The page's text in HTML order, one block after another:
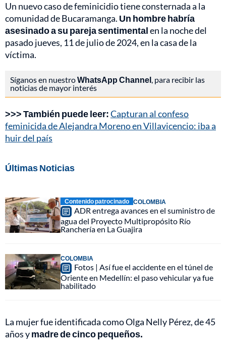
Un nuevo caso de feminicidio tiene consternada a la
comunidad de Bucaramanga. Un hombre habría
asesinado a su pareja sentimentalen la noche del
pasado jueves, 11 de julio de 2024, en la casa de la
víctima.
Síganos en nuestroWhatsApp Channel, para recibir las
noticias de mayor interés
>>> También puede leer:Capturan al confeso
feminicida de Alejandra Moreno en Villavicencio: iba a
huir del país
Últimas Noticias
Contenido patrocinado COLOMBIA
ADR entrega avances en el suministro de
agua del Proyecto Multipropósito Río
Ranchería en La Guajira
COLOMBIA
Fotos | Así fue el accidente en el túnel de
Oriente en Medellín: el paso vehicular ya fue
habilitado
La mujer fue identificada como Olga Nelly Pérez, de 45
años ymadre de cinco pequeños.